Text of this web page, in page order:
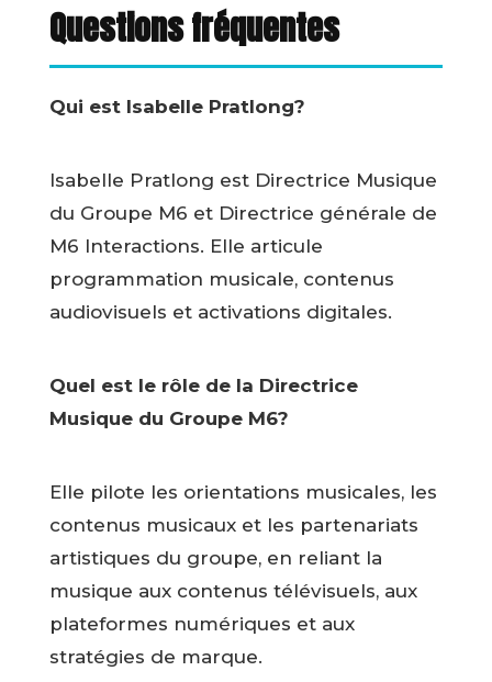
Questions fréquentes
Qui est Isabelle Pratlong?
Isabelle Pratlong est Directrice Musique
du Groupe M6 et Directrice générale de
M6 Interactions. Elle articule
programmation musicale, contenus
audiovisuels et activations digitales.
Quel est le rôle de la Directrice
Musique du Groupe M6?
Elle pilote les orientations musicales, les
contenus musicaux et les partenariats
artistiques du groupe, en reliant la
musique aux contenus télévisuels, aux
plateformes numériques et aux
stratégies de marque.